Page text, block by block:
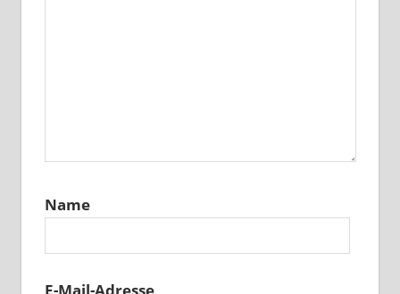
Name
E-Mail-Adresse